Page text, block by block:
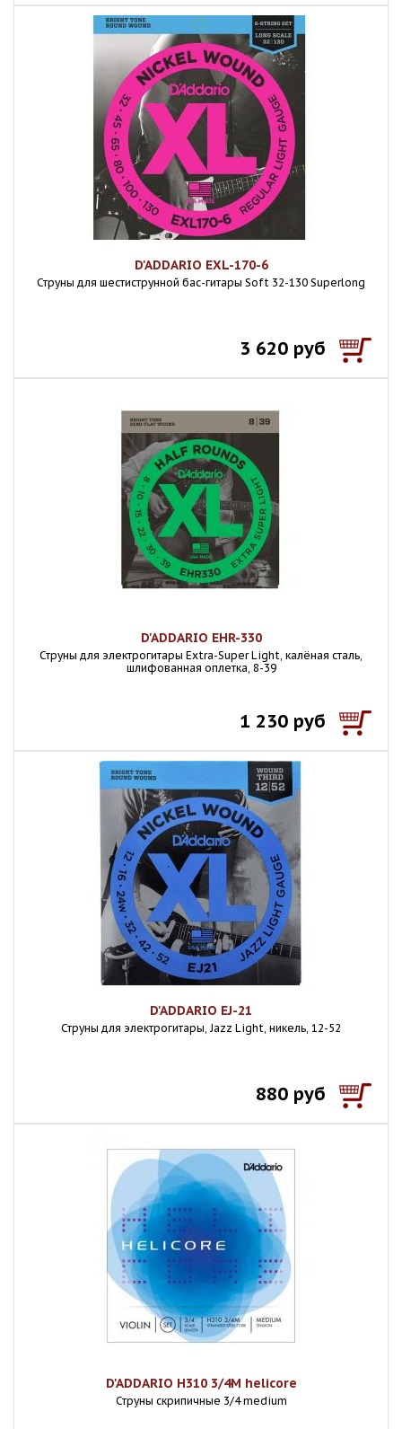
D'ADDARIO EXL-170-6
Струны для шестиструнной бас-гитары Soft 32-130 Superlong
3 620 руб
D'ADDARIO EHR-330
Струны для электрогитары Extra-Super Light, калёная сталь,
шлифованная оплетка, 8-39
1 230 руб
D'ADDARIO EJ-21
Струны для электрогитары, Jazz Light, никель, 12-52
880 руб
D'ADDARIO H310 3/4M helicore
Струны скрипичные 3/4 medium